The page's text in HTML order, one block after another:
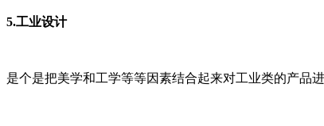
5.工业设计
是个是把美学和工学等等因素结合起来对工业类的产品